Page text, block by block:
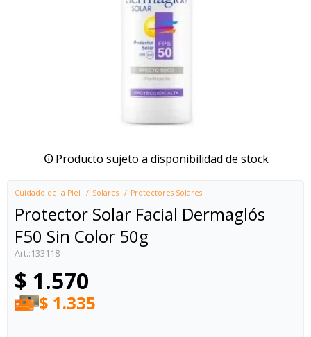
Producto sujeto a disponibilidad de stock
Cuidado de la Piel Solares Protectores Solares
Protector Solar Facial Dermaglós
F50 Sin Color 50g
133118
$ 1.570
$ 1.335